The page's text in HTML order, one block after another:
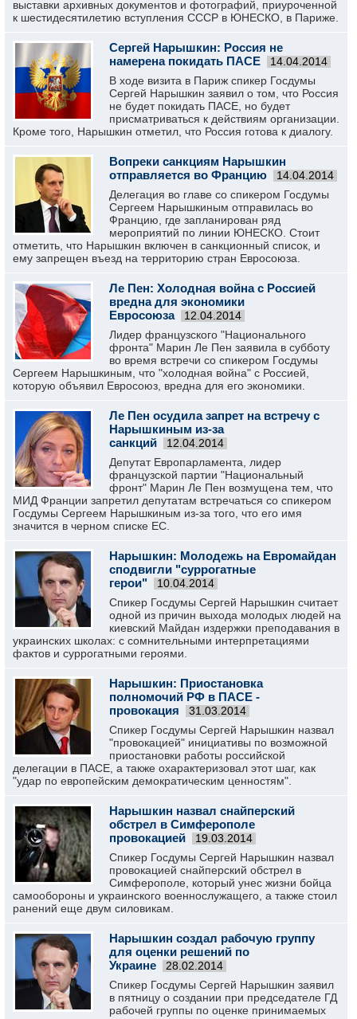
выставки архивных документов и фотографий, приуроченной
к шестидесятилетию вступления СССР в ЮНЕСКО, в Париже.
Сергей Нарышкин: Россия не
намерена покидать ПАСЕ
14.04.2014
В ходе визита в Париж спикер Госдумы
Сергей Нарышкин заявил о том, что Россия
не будет покидать ПАСЕ, но будет
присматриваться к действиям организации.
Кроме того, Нарышкин отметил, что Россия готова к диалогу.
Вопреки санкциям Нарышкин
отправляется во Францию
14.04.2014
Делегация во главе со спикером Госдумы
Сергеем Нарышкиным отправилась во
Францию, где запланирован ряд
мероприятий по линии ЮНЕСКО. Стоит
отметить, что Нарышкин включен в санкционный список, и
ему запрещен въезд на территорию стран Евросоюза.
Ле Пен: Холодная война с Россией
вредна для экономики
Евросоюза
12.04.2014
Лидер французского "Национального
фронта" Марин Ле Пен заявила в субботу
во время встречи со спикером Госдумы
Сергеем Нарышкиным, что "холодная война" с Россией,
которую объявил Евросоюз, вредна для его экономики.
Ле Пен осудила запрет на встречу с
Нарышкиным из-за
санкций
12.04.2014
Депутат Европарламента, лидер
французской партии "Национальный
фронт" Марин Ле Пен возмущена тем, что
МИД Франции запретил депутатам встречаться со спикером
Госдумы Сергеем Нарышкиным из-за того, что его имя
значится в черном списке ЕС.
Нарышкин: Молодежь на Евромайдан
сподвигли "суррогатные
герои"
10.04.2014
Спикер Госдумы Сергей Нарышкин считает
одной из причин выхода молодых людей на
киевский Майдан издержки преподавания в
украинских школах: с сомнительными интерпретациями
фактов и суррогатными героями.
Нарышкин: Приостановка
полномочий РФ в ПАСЕ -
провокация
31.03.2014
Спикер Госдумы Сергей Нарышкин назвал
"провокацией" инициативы по возможной
приостановки работы российской
делегации в ПАСЕ, а также охарактеризовал этот шаг, как
"удар по европейским демократическим ценностям".
Нарышкин назвал снайперский
обстрел в Симферополе
провокацией
19.03.2014
Спикер Госдумы Сергей Нарышкин назвал
провокацией снайперский обстрел в
Симферополе, который унес жизни бойца
самообороны и украинского военнослужащего, а также стоил
ранений еще двум силовикам.
Нарышкин создал рабочую группу
для оценки решений по
Украине
28.02.2014
Спикер Госдумы Сергей Нарышкин заявил
в пятницу о создании при председателе ГД
рабочей группы по оценке принимаемых